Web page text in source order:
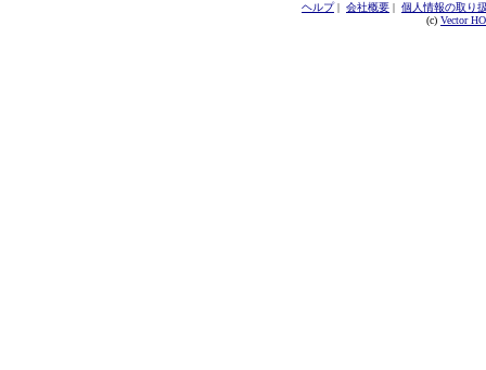
ヘルプ| 会社概要 | 個人情報の取り
(c) Vector